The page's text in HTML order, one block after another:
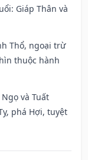
Giáp Thân và
Thổ, ngoại trừ
thuộc hành
và Tuất
phá Hợi, tuyệt